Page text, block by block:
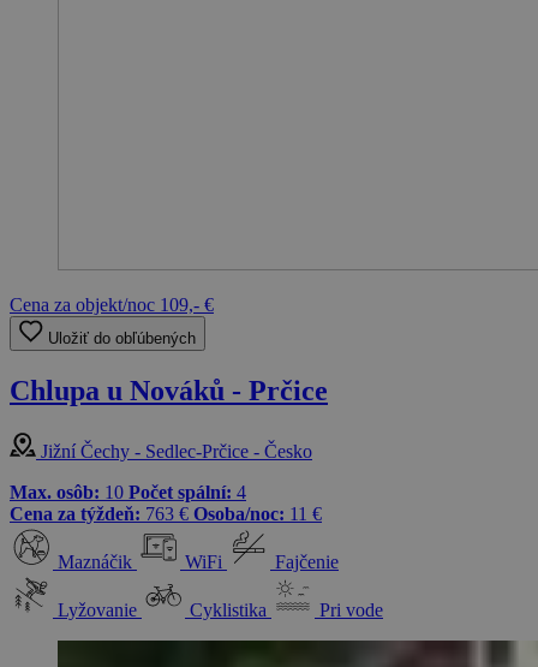
Cena za objekt/noc 109,- €
Uložiť do obľúbených
Chlupa u Nováků - Prčice
Jižní Čechy - Sedlec-Prčice - Česko
Max. osôb: 10 Počet spální: 4
Cena za týždeň: 763 € Osoba/noc: 11 €
Maznáčik WiFi Fajčenie
Lyžovanie Cyklistika Pri vode